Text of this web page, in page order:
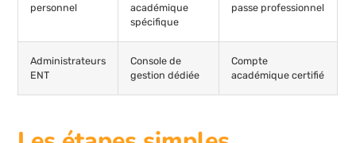
personnel
académique
spécifique
passe professionnel
Administrateurs
ENT
Console de
gestion dédiée
Compte
académique certifié